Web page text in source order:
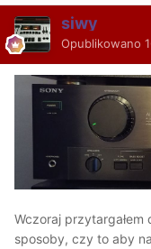
siwy
Opublikowano
Wczoraj
sposoby, czy to aby